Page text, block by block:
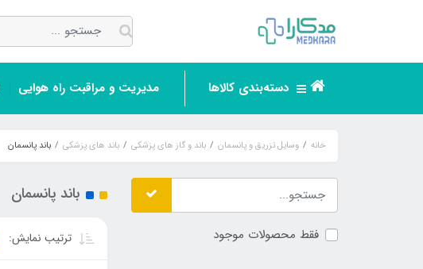
دسته‌بندی کالاها مدیریت و مراقبت راه هوایی
خانه وسایل تزریق و پانسمان باند و گاز های پزشکی باند های پزشکی باند پانسمان
فقط محصولات موجود
باند پانسمان
ترتیب نمایش: